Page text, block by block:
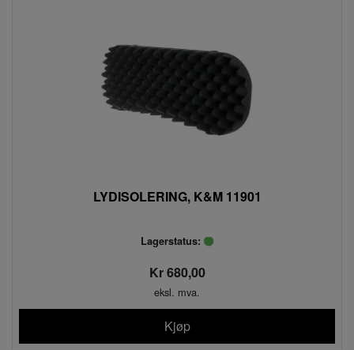
LYDISOLERING, K&M 11901
Lagerstatus:
Kr 680,00
eksl. mva.
Kjøp